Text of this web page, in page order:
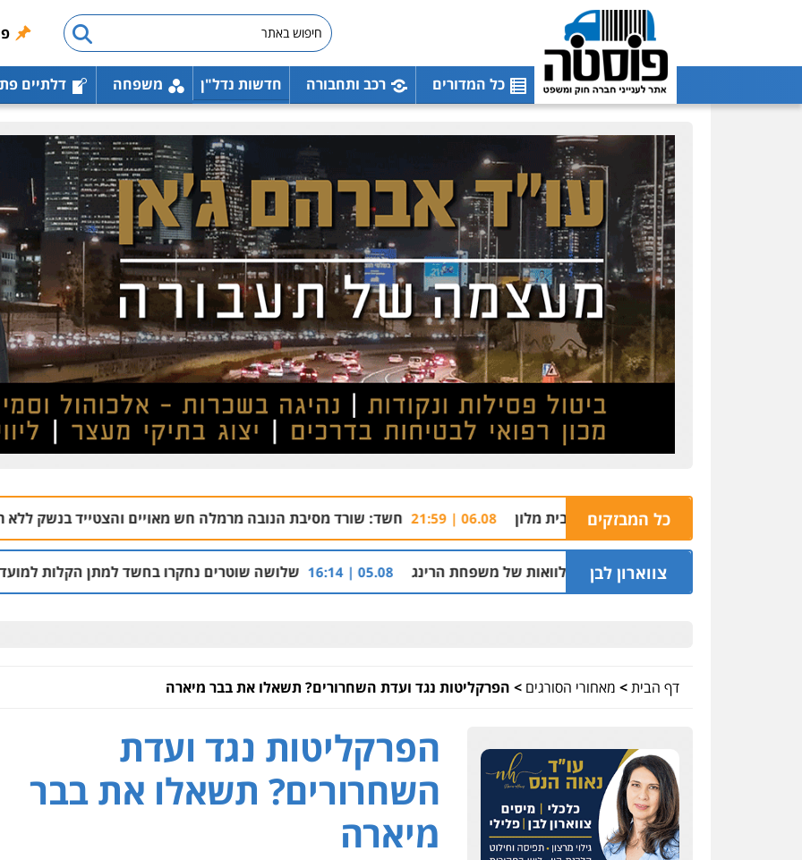
כל המדורים רכב ותחבורה חדשות נדל"ן משפחה דלתיים
כל המבזקים06.08 | 21:59 חשד: שורד מסיבת הנובה מרמלה חש מאויים והצטייד בנשק ללא רישיון 06.08 | 20:43
צווארון לבן
וסינדיקאט ההלוואות של משפחת הרינג 05.08 | 16:14 שלושה שוטרים נחקרו בחשד למתן הקלות למועדון בבעלות
דף הבית> מאחורי הסורגים > הפרקליטות נגד ועדת השחרורים? תשאלו את בבר מיארה
הפרקליטות נגד ועדת
השחרורים? תשאלו את בבר
מיארה